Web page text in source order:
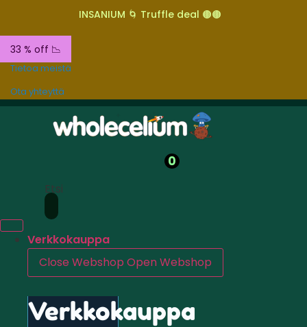
INSANIUM 🌀 Truffle deal 🟤🟤
33 % off 📉
Tietoa meistä
Ota yhteyttä
0
Etsi
Verkkokauppa
Close Webshop Open Webshop
Verkkokauppa